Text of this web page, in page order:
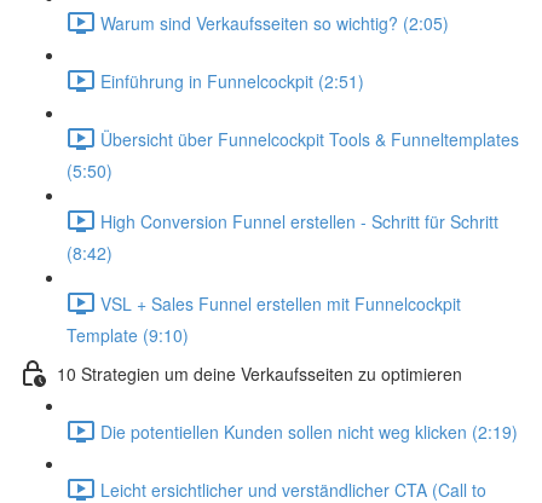
Warum sind Verkaufsseiten so wichtig? (2:05)
Einführung in Funnelcockpit (2:51)
Übersicht über Funnelcockpit Tools & Funneltemplates
(5:50)
High Conversion Funnel erstellen - Schritt für Schritt
(8:42)
VSL + Sales Funnel erstellen mit Funnelcockpit
Template (9:10)
10 Strategien um deine Verkaufsseiten zu optimieren
Die potentiellen Kunden sollen nicht weg klicken (2:19)
Leicht ersichtlicher und verständlicher CTA (Call to